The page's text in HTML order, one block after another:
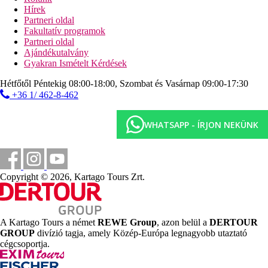
Vásárlás
200 m
Távolság a tengerparttól
Strand
Napágyak és napernyők a strandon ingyenesen
Tengerparti nyaralás
Napágyak és napernyők a medencénél ingyenesen
Gyermekmedence
Képgaléria
Hírek
Partneri oldal
Fakultatív programok
Partneri oldal
Ajándékutalvány
Gyakran Ismételt Kérdések
Hétfőtől Péntekig 08:00-18:00, Szombat és Vasárnap 09:00-17:30
+36 1/ 462-8-462
WHATSAPP - ÍRJON NEKÜNK
Copyright © 2026, Kartago Tours Zrt.
A Kartago Tours a német REWE Group, azon belül a DERTOUR
GROUP divízió tagja, amely Közép-Európa legnagyobb utaztató
cégcsoportja.